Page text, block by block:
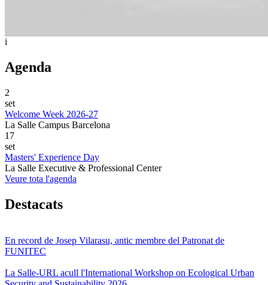
i
Agenda
2
set
Welcome Week 2026-27
La Salle Campus Barcelona
17
set
Masters' Experience Day
La Salle Executive & Professional Center
Veure tota l'agenda
Destacats
En record de Josep Vilarasu, antic membre del Patronat de
FUNITEC
La Salle-URL acull l'International Workshop on Ecological Urban